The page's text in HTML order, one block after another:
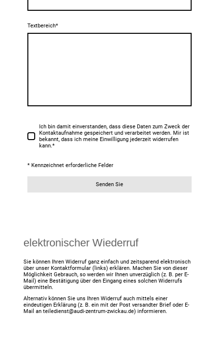
Textbereich*
Ich bin damit einverstanden, dass diese Daten zum Zweck der
Kontaktaufnahme gespeichert und verarbeitet werden. Mir ist
bekannt, dass ich meine Einwilligung jederzeit widerrufen
kann.*
* Kennzeichnet erforderliche Felder
Senden Sie
elektronischer Wiederruf
Sie können Ihren Widerruf ganz einfach und zeitsparend elektronisch
über unser Kontaktformular (links) erklären. Machen Sie von dieser
Möglichkeit Gebrauch, so werden wir Ihnen unverzüglich (z. B. per E-
Mail) eine Bestätigung über den Eingang eines solchen Widerrufs
übermitteln.
Alternativ können Sie uns Ihren Widerruf auch mittels einer
eindeutigen Erklärung (z. B. ein mit der Post versandter Brief oder E-
Mail an teiledienst@audi-zentrum-zwickau.de) informieren.